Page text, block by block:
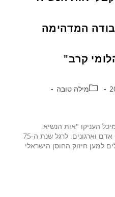
המדהימה
קרב"
מילה טובה
העניקו "אות הנשיא
להתנדבות" לשנת תשפ"ג ל-12 בני אדם וארגונים. לרגל שנת ה-75
למען חיזוק החוסן הישראלי